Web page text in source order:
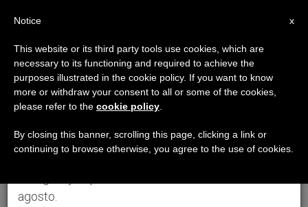
×
Aviso importante
Del 27 de julio al 7 de agosto haremos la pausa
anual, aprovechando que en el periodo de verano
se generan menos informaciones y también el
agosto.
x
Notice
This website or its third party tools use cookies, which are
necessary to its functioning and required to achieve the
purposes illustrated in the cookie policy. If you want to know
more or withdraw your consent to all or some of the cookies,
please refer to the cookie policy
By closing this banner, scrolling this page, clicking a link or
continuing to browse otherwise, you agree to the use of cookies.